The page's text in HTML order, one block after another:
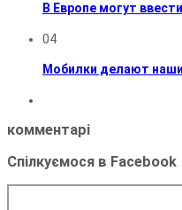
В Европе могут
04
Мобилки делают
комментарі
Спілкуємося в Facebook